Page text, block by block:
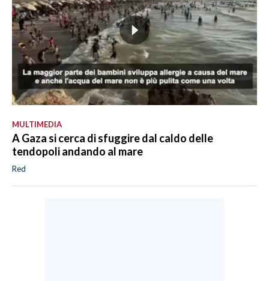
MULTIMEDIA
A Gaza si cerca di sfuggire dal caldo delle
tendopoli andando al mare
Red